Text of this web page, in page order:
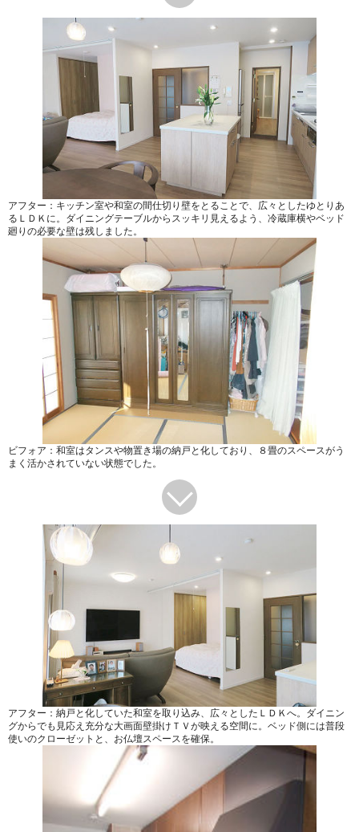
アフター：キッチン室や和室の間仕切り壁をとることで、広々としたゆとりあ
るＬＤＫに。ダイニングテーブルからスッキリ見えるよう、冷蔵庫横やベッド
廻りの必要な壁は残しました。
ビフォア：和室はタンスや物置き場の納戸と化しており、８畳のスペースがう
まく活かされていない状態でした。
アフター：納戸と化していた和室を取り込み、広々としたＬＤＫへ。ダイニン
グからでも見応え充分な大画面壁掛けＴＶが映える空間に。ベッド側には普段
使いのクローゼットと、お仏壇スペースを確保。